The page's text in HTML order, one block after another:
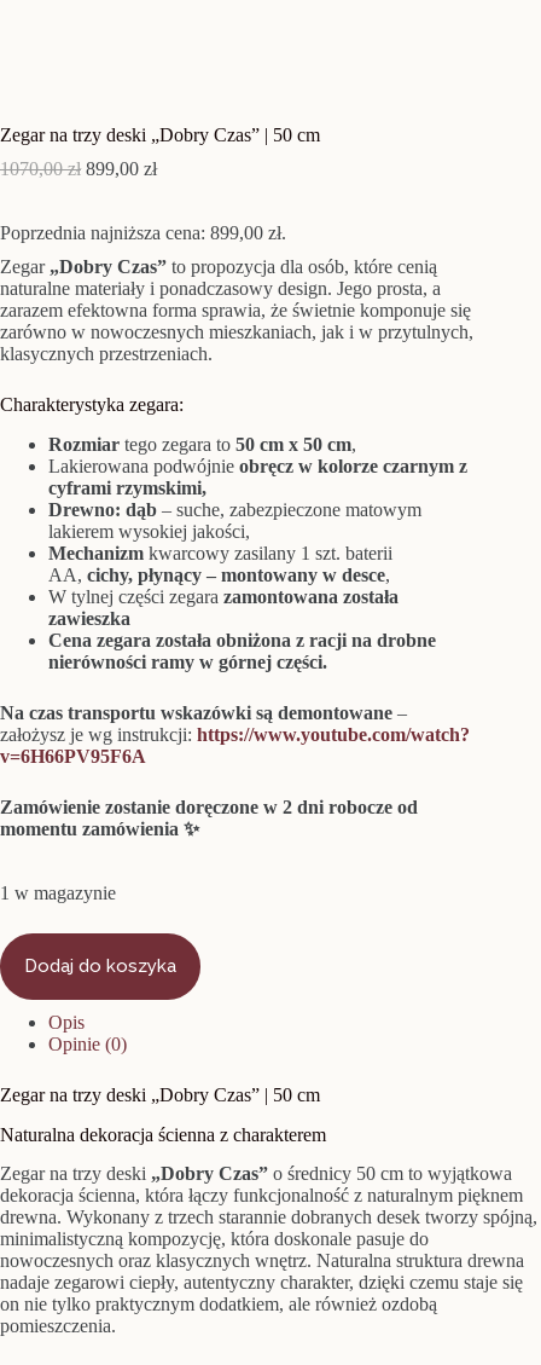
Zegar na trzy deski „Dobry Czas” | 50 cm
1070,00zł Pierwotna
1070,00 zł.
899,00 złAktualna
899,00 zł.
Poprzednia najniższa cena: 899,00 zł.
Zegar „Dobry Czas” to propozycja dla osób, które cenią
naturalne materiały i ponadczasowy design. Jego prosta, a
zarazem efektowna forma sprawia, że świetnie komponuje się
zarówno w nowoczesnych mieszkaniach, jak i w przytulnych,
klasycznych przestrzeniach.
Charakterystyka zegara:
Rozmiar tego zegara to 50 cm x 50 cm,
Lakierowana podwójnie obręcz w kolorze czarnym z
cyframi rzymskimi,
Drewno: dąb – suche, zabezpieczone matowym
lakierem wysokiej jakości,
Mechanizm kwarcowy zasilany 1 szt. baterii
AA, cichy, płynący – montowany w desce,
W tylnej części zegara zamontowana została
zawieszka
Cena zegara została obniżona z racji na drobne
nierówności ramy w górnej części.
Na czas transportu wskazówki są demontowane –
założysz je wg instrukcji: https://www.youtube.com/watch?
v=6H66PV95F6A
Zamówienie zostanie doręczone w 2 dni robocze od
momentu zamówienia ✨
1 w magazynie
Dodaj do koszyka
Opis
Opinie (0)
Zegar na trzy deski „Dobry Czas” | 50 cm
Naturalna dekoracja ścienna z charakterem
Zegar na trzy deski „Dobry Czas” o średnicy 50 cm to wyjątkowa
dekoracja ścienna, która łączy funkcjonalność z naturalnym pięknem
drewna. Wykonany z trzech starannie dobranych desek tworzy spójną,
minimalistyczną kompozycję, która doskonale pasuje do
nowoczesnych oraz klasycznych wnętrz. Naturalna struktura drewna
nadaje zegarowi ciepły, autentyczny charakter, dzięki czemu staje się
on nie tylko praktycznym dodatkiem, ale również ozdobą
pomieszczenia.